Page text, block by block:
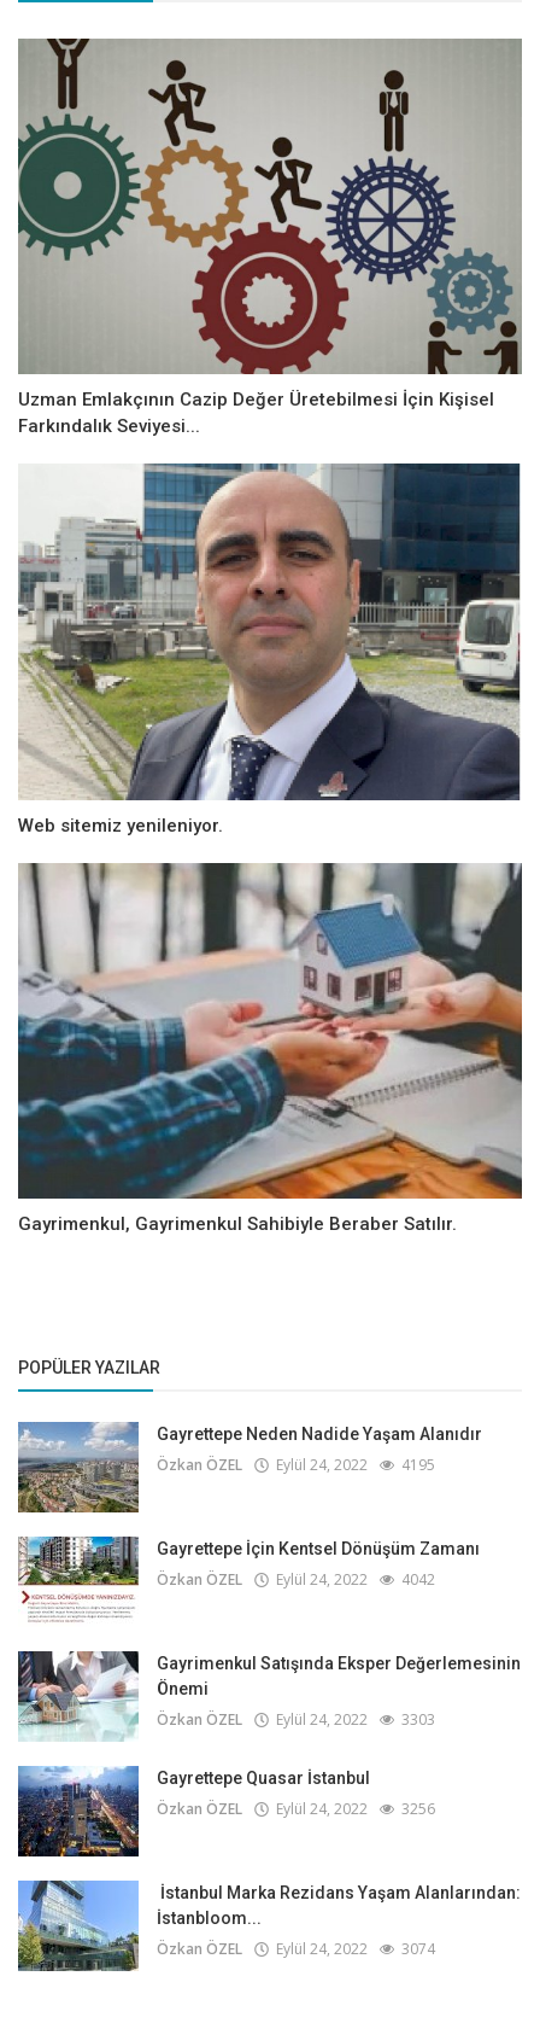
Uzman Emlakçının Cazip Değer Üretebilmesi İçin Kişisel
Farkındalık Seviyesi...
Web sitemiz yenileniyor.
Gayrimenkul, Gayrimenkul Sahibiyle Beraber Satılır.
POPÜLER YAZILAR
Gayrettepe Neden Nadide Yaşam Alanıdır
Özkan ÖZEL Eylül 24, 2022 4195
Gayrettepe İçin Kentsel Dönüşüm Zamanı
Özkan ÖZEL Eylül 24, 2022 4042
Gayrimenkul Satışında Eksper Değerlemesinin
Önemi
Özkan ÖZEL Eylül 24, 2022 3303
Gayrettepe Quasar İstanbul
Özkan ÖZEL Eylül 24, 2022 3256
İstanbul Marka Rezidans Yaşam Alanlarından:
İstanbloom...
Özkan ÖZEL Eylül 24, 2022 3074